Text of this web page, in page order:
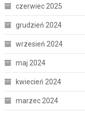
czerwiec 2025
grudzień 2024
wrzesień 2024
maj 2024
kwiecień 2024
marzec 2024